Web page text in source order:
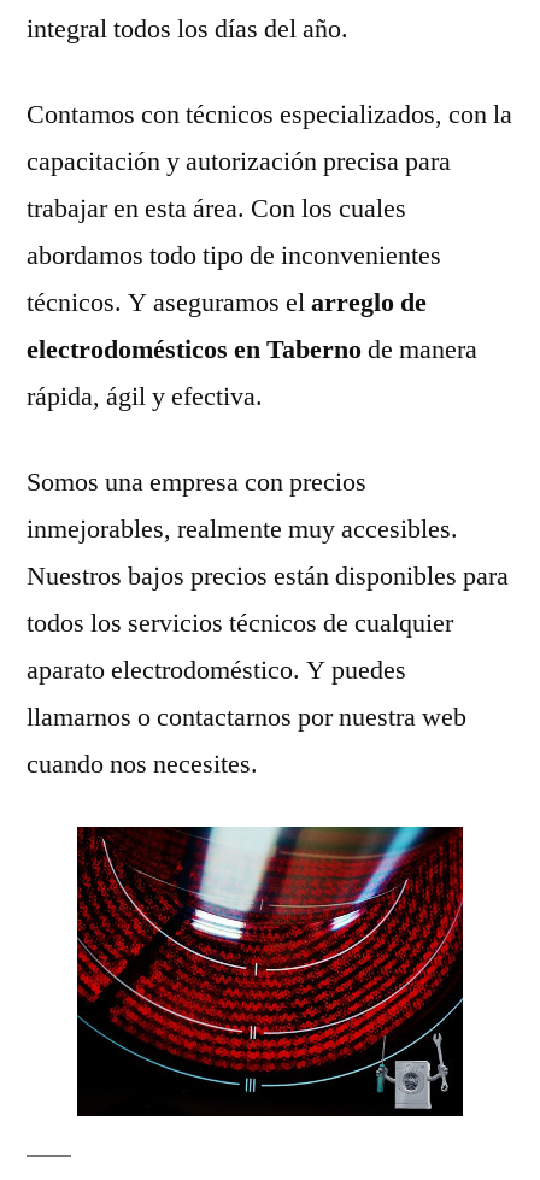
integral todos los días del año.
Contamos con técnicos especializados, con la
capacitación y autorización precisa para
trabajar en esta área. Con los cuales
abordamos todo tipo de inconvenientes
técnicos. Y aseguramos elarreglo de
electrodomésticos en Tabernode manera
rápida, ágil y efectiva.
Somos una empresa con precios
inmejorables, realmente muy accesibles.
Nuestros bajos precios están disponibles para
todos los servicios técnicos de cualquier
aparato electrodoméstico. Y puedes
llamarnos o contactarnos por nuestra web
cuando nos necesites.